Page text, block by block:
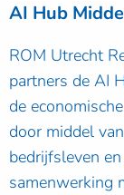
AI Hub
ROM Utrecht
partners de AI
de
door middel
bedrijfsleven
samenwerking